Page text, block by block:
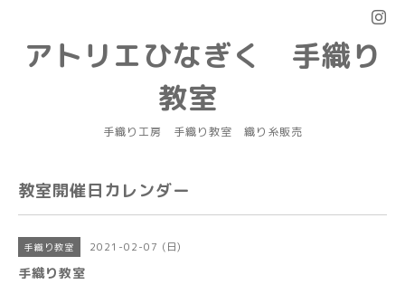
アトリエひなぎく 手織り
教室
手織り工房 手織り教室 織り糸販売
教室開催日カレンダー
手織り教室 2021-02-07 (日)
手織り教室